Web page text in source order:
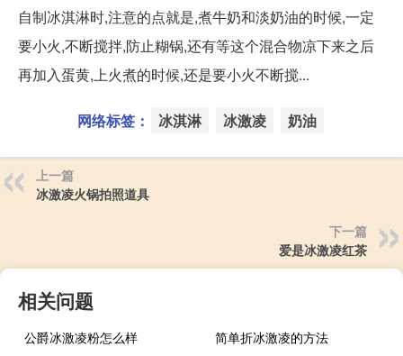
自制冰淇淋时,注意的点就是,煮牛奶和淡奶油的时候,一定
要小火,不断搅拌,防止糊锅,还有等这个混合物凉下来之后
再加入蛋黄,上火煮的时候,还是要小火不断搅...
网络标签： 冰淇淋 冰激凌 奶油
上一篇
冰激凌火锅拍照道具
下一篇
爱是冰激凌红茶
相关问题
公爵冰激凌粉怎么样
简单折冰激凌的方法